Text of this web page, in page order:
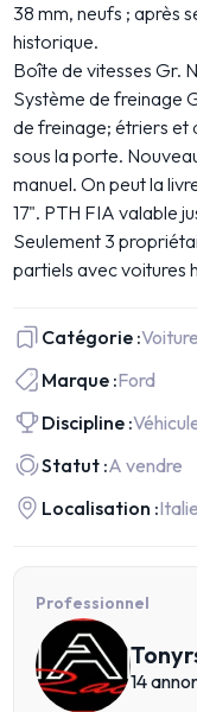
38 mm, neufs ; après
historique.
Boîte de vitesses Gr.
Système de freinage
de freinage; étriers et
sous la porte.
manuel. On peut la
17". PTH FIA valable
Seulement 3
partiels avec voitures
Catégorie :
Marque :Ford
Discipline :
Statut :A vendre
Localisation :
Professionnel
14